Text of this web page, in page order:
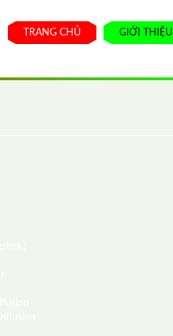
TRANG CHỦ GIỚI THIỆU